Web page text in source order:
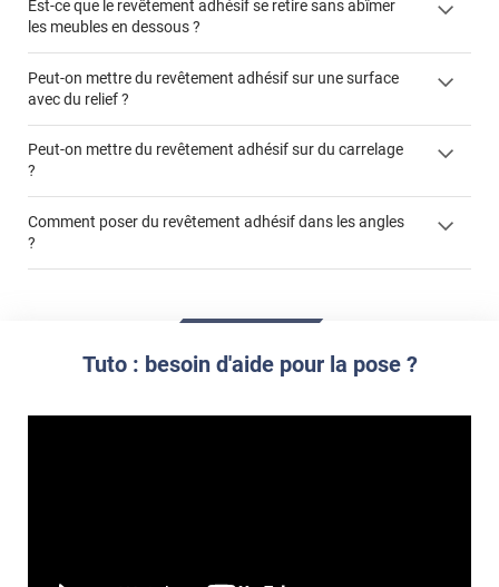
Est-ce que le revêtement adhésif se retire sans abîmer
les meubles en dessous ?
colle
Peut-on mettre du revêtement adhésif sur une surface
avec du relief ?
Peut-on mettre du revêtement adhésif sur du carrelage
?
Commander à la taille des carreaux et réappliquer un joint
propre par dessus
Comment poser du revêtement adhésif dans les angles
?
Tuto : besoin d'aide pour la pose ?